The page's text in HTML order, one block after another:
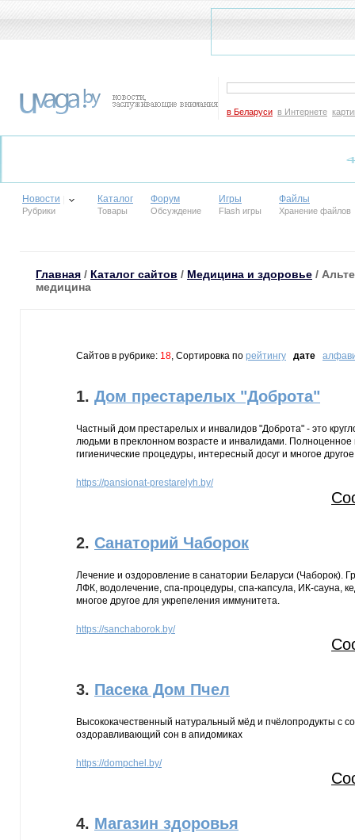
в Беларуси в Интернете
Новости
Рубрики
Каталог
Товары
Форум
Обсуждение
Игры
Flash игры
Файлы
Хранение файлов
Главная / Каталог сайтов / Медицина и здоровье /
медицина
Сайтов в рубрике: 18, Сортировка по рейтингу дате
1. Дом престарелых "Доброта"
Частный дом престарелых и инвалидов "Доброта" - это
людьми в преклонном возрасте и инвалидами. Полноценное
гигиенические процедуры, интересный досуг и многое
https://pansionat-prestarelyh.by/
2. Санаторий Чаборок
Лечение и оздоровление в санатории Беларуси (Чаборок).
ЛФК, водолечение, спа-процедуры, спа-капсула, ИК-сауна,
многое другое для укрепеления иммунитета.
https://sanchaborok.by/
3. Пасека Дом Пчел
Высококачественный натуральный мёд и пчёлопродукты с
оздоравливающий сон в апидомиках
https://dompchel.by/
4. Магазин здоровья